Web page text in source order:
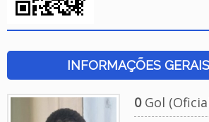
INFORMAÇÕES
0Gol